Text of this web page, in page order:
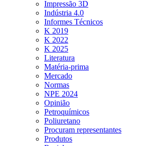
Impressão 3D
Indústria 4.0
Informes Técnicos
K 2019
K 2022
K 2025
Literatura
Matéria-prima
Mercado
Normas
NPE 2024
Opinião
Petroquímicos
Poliuretano
Procuram representantes
Produtos